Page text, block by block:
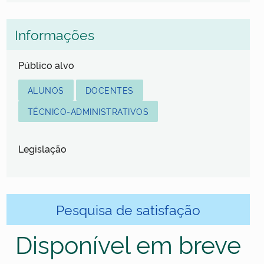
Informações
Público alvo
ALUNOS
DOCENTES
TÉCNICO-ADMINISTRATIVOS
Legislação
Pesquisa de satisfação
Disponível em breve